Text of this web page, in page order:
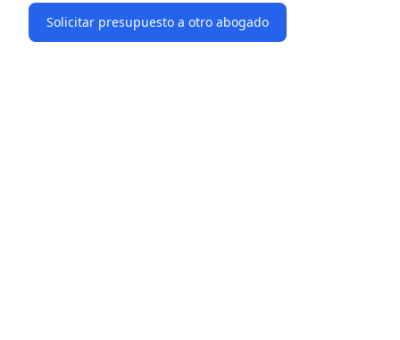
Solicitar presupuesto a otro abogado